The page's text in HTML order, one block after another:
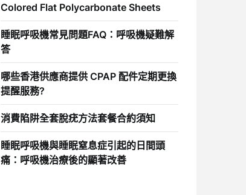
Colored Flat Polycarbonate Sheets
睡眠呼吸機常見問題FAQ：呼吸機疑難解
答
哪些香港供應商提供 CPAP 配件定期更換
提醒服務?
消費陷阱全套脫疣方法套餐合約須知
睡眠呼吸機與睡眠窒息症引起的日間頭
痛：呼吸機治療後的顯著改善